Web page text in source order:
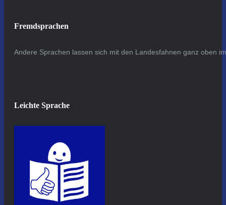
Fremdsprachen
Andere Sprachen lassen sich mit den Landesfahnen ganz oben
Leichte Sprache